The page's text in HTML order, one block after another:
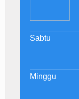
Sabtu
Minggu